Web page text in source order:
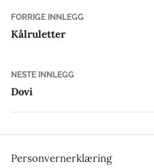
FORRIGE INNLEGGForrige
Kålruletter
NESTE INNLEGGNeste
Dovi
Personvernerklæring